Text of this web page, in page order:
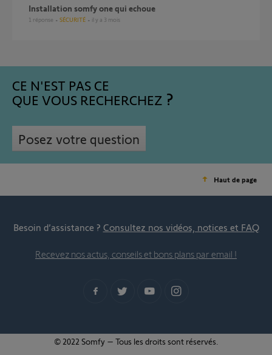
installation somfy one qui echoue
1 réponse SÉCURITÉ il y a 3 mois
CE N'EST PAS CE
QUE VOUS RECHERCHEZ
Posez votre question
Haut de page
Besoin d’assistance ? Consultez nos vidéos, notices et FAQ
Recevez nos actus, conseils et bons plans par email !
© 2022 Somfy – Tous les droits sont réservés.